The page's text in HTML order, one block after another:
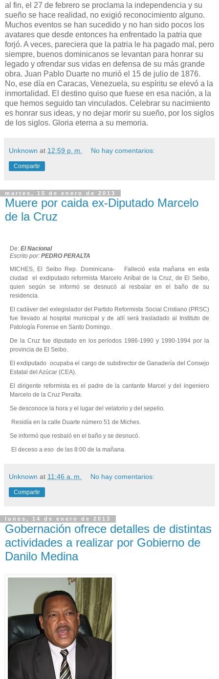
al fin, el 27 de febrero se proclama la independencia y su
sueño se hace realidad, no exigió reconocimiento alguno.
Muchos eventos se han sucedido y no han sido pocos los
avatares que desde entonces ha enfrentado la patria que
forjó. A veces, pareciera que la patria le ha pagado mal, pero
siempre, buenos dominicanos se levantan para honrar su
legado y ofrendar sus vidas en defensa de su más grande
obra. Juan Pablo Duarte no murió el 15 de julio de 1876.
No, ese día en Caracas, Venezuela, su espíritu se elevó a la
inmortalidad. El destino quiso que fuese en esa nación, a la
que hemos seguido tan vinculados. Celebrar su nacimiento
es honrar sus ideas, y no dejar morir su sueño, por los siglos
de los siglos. Gloria eterna a su memoria.
Unknown at 12:59 p. m. No hay comentarios:
Compartir
martes, 15 de enero de 2013
Muere por caida ex-Diputado Marcelo
de la Cruz
De: El Nacional
Escrito por: PEDRO PERALTA
MICHES, El Seibo Rep. Dominicana- Falleció esta mañana en esta
ciudad el exdiputado reformista Marcelo Aníbal de la Cruz, de El Seibo,
quien según se informó se desnucó al resbalar en el baño de su
residencia.
El cadáver del exlegislador del Partido Reformista Social Cristiano (PRSC)
fue llevado al hospital municipal y de allí será trasladado al Instituto de
Patología Forense en Santo Domingo.
De la Cruz fue diputado en los períodos 1986-1990 y 1990-1994 por la
provincia de El Seibo.
El exdiputado ocupaba el cargo de subdirector de Ganadería del Consejo
Estatal del Azúcar (CEA).
El dirigente reformista es el padre de la cantante Marcel y del ingeniero
Marcelo de la Cruz Peralta.
Se desconoce la hora y el lugar del velatorio y del sepelio.
Residía en la calle Duarte número 51 de Miches.
Se informó que resbaló en el baño y se desnucó.
El deceso a eso de las 8:00 de la mañana.
Unknown at 11:46 a. m. No hay comentarios:
Compartir
lunes, 14 de enero de 2013
Gobernación ofrece detalles de distintas
actividades a realizar por Gobierno de
Danilo Medina